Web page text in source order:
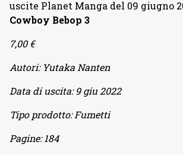
uscite Planet Manga del 09 giugno
Cowboy Bebop 3
7,00 €
Autori: Yutaka Nanten
Data di uscita: 9 giu 2022
Tipo prodotto:Fumetti
Pagine: 184